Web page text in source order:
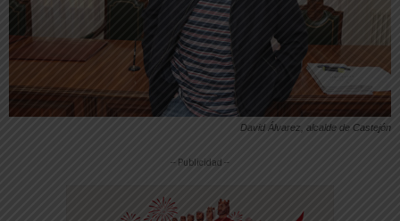
David Álvarez, alcalde de Castejón
-- Publicidad --